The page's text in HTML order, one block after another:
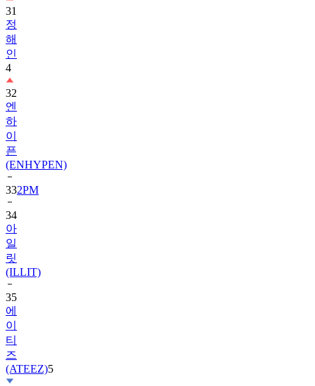
31
정
해
인
4
32
엔
하
이
픈
(ENHYPEN)
332PM
34
아
일
릿
(ILLIT)
35
에
이
티
즈
(ATEEZ)5